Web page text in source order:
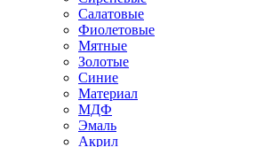
Салатовые
Фиолетовые
Мятные
Золотые
Синие
Материал
МДФ
Эмаль
Акрил